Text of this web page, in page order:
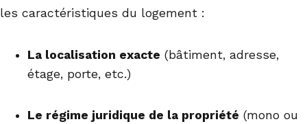
les caractéristiques du logement :
La localisation exacte (bâtiment, adresse,
étage, porte, etc.)
Le régime juridique de la propriété (mono ou